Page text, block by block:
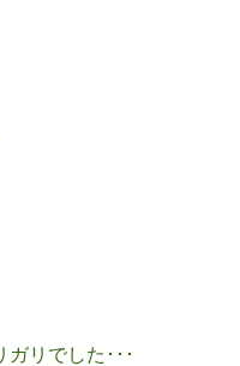
リでした･･･